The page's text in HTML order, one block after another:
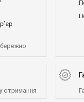
отримання